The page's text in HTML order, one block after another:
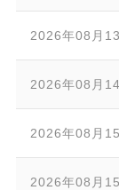
2026年08月13
2026年08月
2026年08月15
2026年08月15